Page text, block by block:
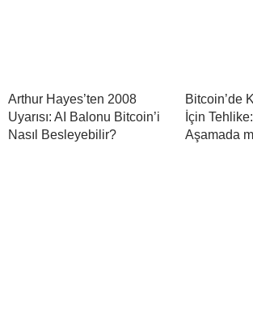
Arthur Hayes’ten 2008
Uyarısı: AI Balonu Bitcoin’i
Nasıl Besleyebilir?
Bitcoin’de
İçin
Aşamada